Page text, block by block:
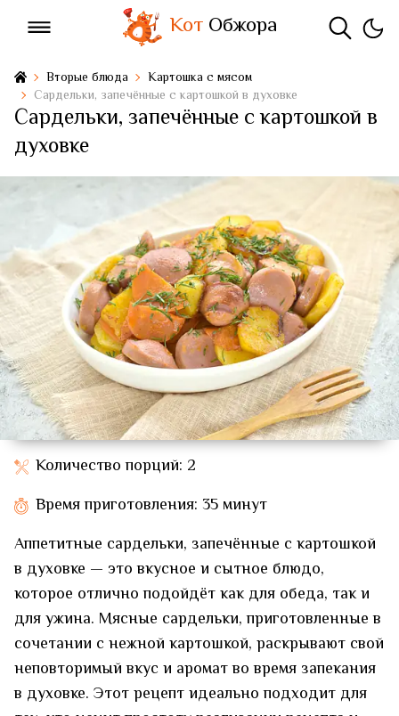
КотОбжора
Вторые блюда
Картошка с мясом
Сардельки, запечённые с картошкой в духовке
Сардельки, запечённые с картошкой в
духовке
Количество порций: 2
Время приготовления: 35 минут
Аппетитные сардельки, запечённые с картошкой
в духовке — это вкусное и сытное блюдо,
которое отлично подойдёт как для обеда, так и
для ужина. Мясные сардельки, приготовленные в
сочетании с нежной картошкой, раскрывают свой
неповторимый вкус и аромат во время запекания
в духовке. Этот рецепт идеально подходит для